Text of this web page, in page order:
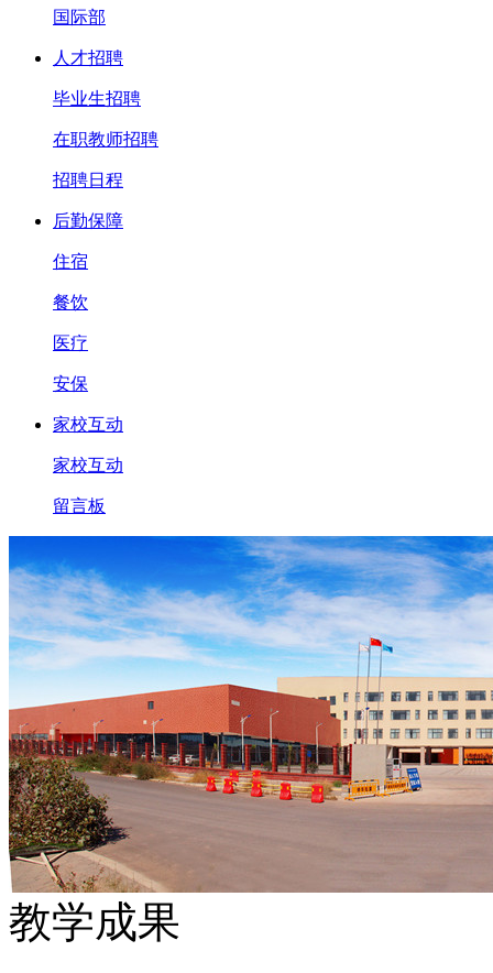
国际部
人才招聘
毕业生招聘
在职教师招聘
招聘日程
后勤保障
住宿
餐饮
医疗
安保
家校互动
家校互动
留言板
教学成果